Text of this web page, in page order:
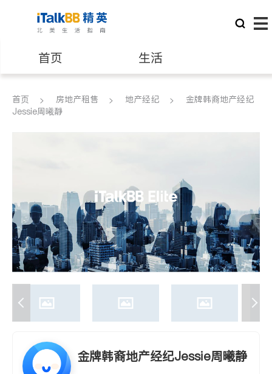
首页 生活
医生 律师
养老 非盈利组织
首页 房地产租售 地产经纪
金牌韩裔地产经纪
Jessie周曦静
金牌韩裔地产经纪Jessie周曦静